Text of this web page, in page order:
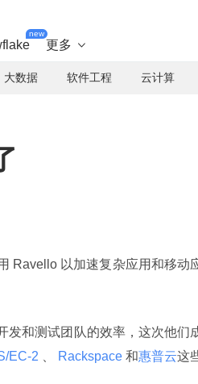
new
更多 
大数据 软件工程 云计算
用 Ravello 以加速复杂应用和移动
发和测试团队的效率，这次他们
EC-2 Rackspace 和惠普云这